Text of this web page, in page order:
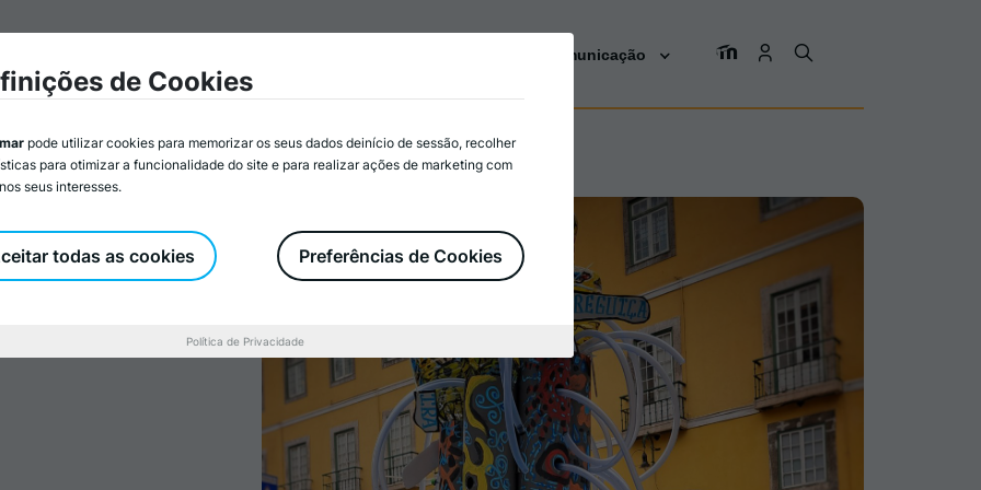
Comunicação
faz alerta ao
de um
de Cookies
pode utilizar cookies para memorizar os seus dados deinício de sessão, recolher
para otimizar a funcionalidade do site e para realizar ações de marketing com
seus interesses.
Preferências de Cookies
todas as cookies
Política de Privacidade